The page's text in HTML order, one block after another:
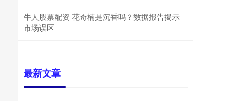
牛人股票配资 花奇楠是沉香吗？数据报告揭示
市场误区
最新文章